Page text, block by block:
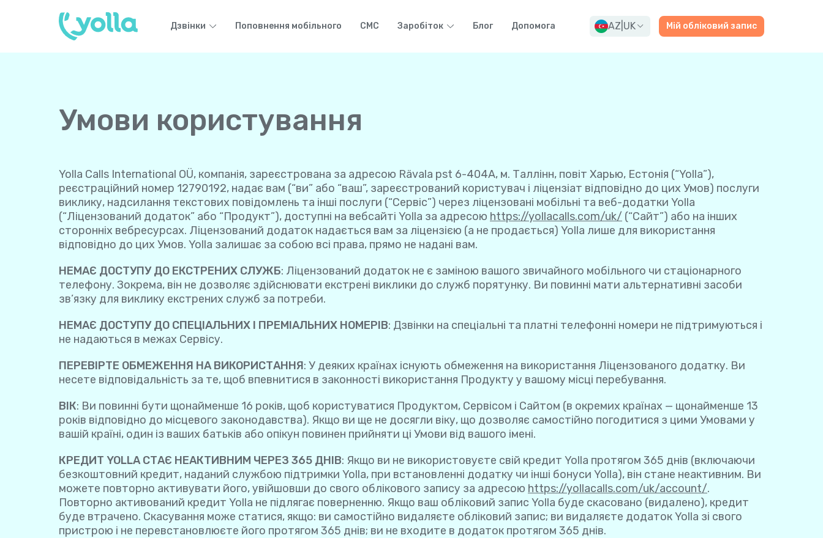
Дзвінки Поповнення мобільного СМС Заробіток Блог Допомога AZ UK Мій обліковий запис
Умови користування
Yolla Calls International OÜ, компанія, зареєстрована за адресою Rävala pst 6-404A, м. Таллінн, повіт Харью, Естонія (“Yolla”),
реєстраційний номер 12790192, надає вам (“ви” або “ваш”, зареєстрований користувач і ліцензіат відповідно до цих Умов) послуги
виклику, надсилання текстових повідомлень та інші послуги (“Сервіс”) через ліцензовані мобільні та веб-додатки Yolla
(“Ліцензований додаток” або “Продукт”), доступні на вебсайті Yolla за адресою https://yollacalls.com/uk/ (“Сайт”) або на інших
сторонніх вебресурсах. Ліцензований додаток надається вам за ліцензією (а не продається) Yolla лише для використання
відповідно до цих Умов. Yolla залишає за собою всі права, прямо не надані вам.
НЕМАЄ ДОСТУПУ ДО ЕКСТРЕНИХ СЛУЖБ: Ліцензований додаток не є заміною вашого звичайного мобільного чи стаціонарного
телефону. Зокрема, він не дозволяє здійснювати екстрені виклики до служб порятунку. Ви повинні мати альтернативні засоби
зв’язку для виклику екстрених служб за потреби.
НЕМАЄ ДОСТУПУ ДО СПЕЦІАЛЬНИХ І ПРЕМІАЛЬНИХ НОМЕРІВ: Дзвінки на спеціальні та платні телефонні номери не підтримуються і
не надаються в межах Сервісу.
ПЕРЕВІРТЕ ОБМЕЖЕННЯ НА ВИКОРИСТАННЯ: У деяких країнах існують обмеження на використання Ліцензованого додатку. Ви
несете відповідальність за те, щоб впевнитися в законності використання Продукту у вашому місці перебування.
ВІК: Ви повинні бути щонайменше 16 років, щоб користуватися Продуктом, Сервісом і Сайтом (в окремих країнах — щонайменше 13
років відповідно до місцевого законодавства). Якщо ви ще не досягли віку, що дозволяє самостійно погодитися з цими Умовами у
вашій країні, один із ваших батьків або опікун повинен прийняти ці Умови від вашого імені.
КРЕДИТ YOLLA СТАЄ НЕАКТИВНИМ ЧЕРЕЗ 365 ДНІВ: Якщо ви не використовуєте свій кредит Yolla протягом 365 днів (включаючи
безкоштовний кредит, наданий службою підтримки Yolla, при встановленні додатку чи інші бонуси Yolla), він стане неактивним. Ви
можете повторно активувати його, увійшовши до свого облікового запису за адресою https://yollacalls.com/uk/account/.
Повторно активований кредит Yolla не підлягає поверненню. Якщо ваш обліковий запис Yolla буде скасовано (видалено), кредит
буде втрачено. Скасування може статися, якщо: ви самостійно видаляєте обліковий запис; ви видаляєте додаток Yolla зі свого
пристрою і не перевстановлюєте його протягом 365 днів; ви не входите в додаток протягом 365 днів.